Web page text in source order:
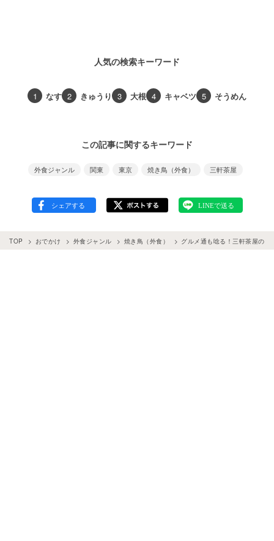
人気の検索キーワード
1 なす 2 きゅうり 3 大根 4 キャベツ 5 そうめん
この記事に関するキーワード
外食ジャンル 関東 東京 焼き鳥（外食） 三軒茶屋
TOP おでかけ 外食ジャンル 焼き鳥（外食） グルメ通も唸る！三軒茶屋の